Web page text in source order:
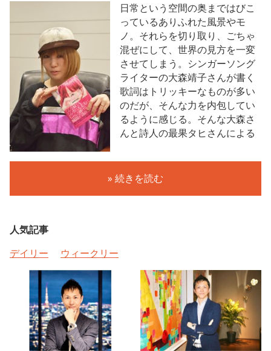
日常という空間の奥まではびこ
っているありふれた風景やモ
ノ。それらを切り取り、ごちゃ
混ぜにして、世界の見方を一変
させてしまう。シンガーソング
ライターの大森靖子さんが書く
歌詞はトリッキーなものが多い
のだが、そんな力を内包してい
るように感じる。そんな大森さ
んと詩人の最果タヒさんによる
» 続きを読む
人気記事
デイリー
ウィークリー